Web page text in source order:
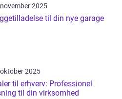
2025
til din nye garage
2025
til erhverv: Professionel
til din virksomhed